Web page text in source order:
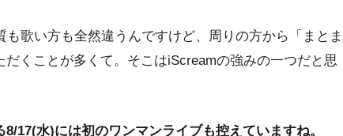
も歌い方も全然違うんですけど、周りの方から「まとま
くことが多くて。そこはiScreamの強みの一つだと思
17(水)には初のワンマンライブも控えていますね。